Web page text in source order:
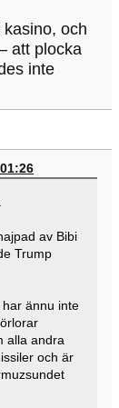
och
att plocka
inte
av Bibi
Trump
ännu inte
alla andra
och är